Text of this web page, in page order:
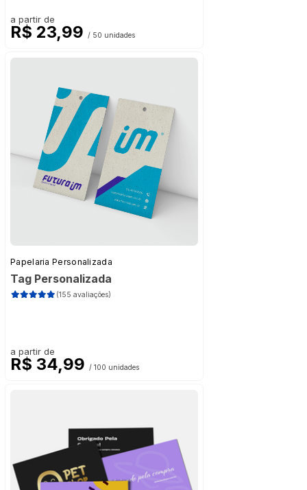
a partir de
R$ 23,99 / 50 unidades
Papelaria Personalizada
Tag Personalizada
(155 avaliações)
a partir de
R$ 34,99 / 100 unidades